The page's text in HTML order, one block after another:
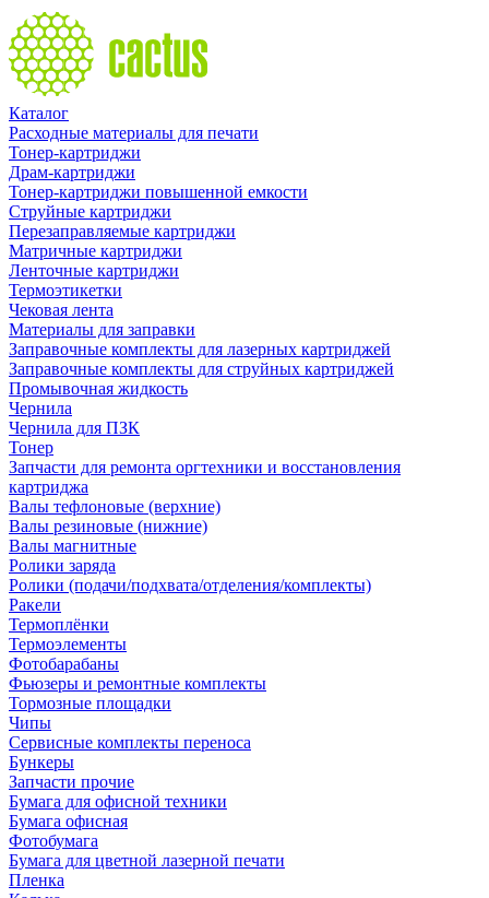
Каталог
Расходные материалы для печати
Тонер-картриджи
Драм-картриджи
Тонер-картриджи повышенной емкости
Струйные картриджи
Перезаправляемые картриджи
Матричные картриджи
Ленточные картриджи
Термоэтикетки
Чековая лента
Материалы для заправки
Заправочные комплекты для лазерных картриджей
Заправочные комплекты для струйных картриджей
Промывочная жидкость
Чернила
Чернила для ПЗК
Тонер
Запчасти для ремонта оргтехники и восстановления
картриджа
Валы тефлоновые (верхние)
Валы резиновые (нижние)
Валы магнитные
Ролики заряда
Ролики (подачи/подхвата/отделения/комплекты)
Ракели
Термоплёнки
Термоэлементы
Фотобарабаны
Фьюзеры и ремонтные комплекты
Тормозные площадки
Чипы
Сервисные комплекты переноса
Бункеры
Запчасти прочие
Бумага для офисной техники
Бумага офисная
Фотобумага
Бумага для цветной лазерной печати
Пленка